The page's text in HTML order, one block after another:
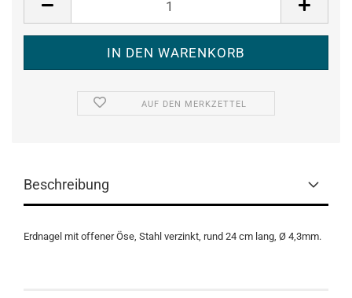
AUF DEN MERKZETTEL
Beschreibung
Erdnagel mit offener Öse, Stahl verzinkt, rund 24 cm lang, Ø 4,3mm.